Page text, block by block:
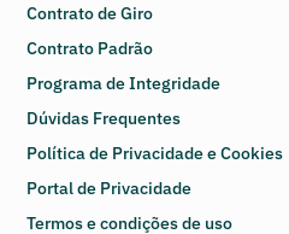
Contrato de Giro
Contrato Padrão
Programa de Integridade
Dúvidas Frequentes
Política de Privacidade e Cookies
Portal de Privacidade
Termos e condições de uso